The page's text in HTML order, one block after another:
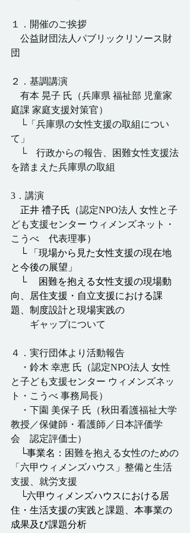
１．開催のご挨拶
公益財団法人パブリックリソース財
団
２．基調講演
有本 晃子 氏（兵庫県 福祉部 児童家
庭課 家庭支援対策官）
└「兵庫県の女性支援の取組につい
て」
└　行政からの報告、困難女性支援法
を踏まえた兵庫県の取組
3．講演
正井 禮子氏（認定NPO法人 女性と子
ども支援センター ウィメンズネット・
こうべ　代表理事）
└ 「現場から見た女性支援の現在地
と今後の展望」
└ 　困難を抱える女性支援の現場動
向、居住支援・自立支援における課
題、制度設計と現場実践の
ギャップについて
４．実行団体より活動報告
・鈴木 幸恵 氏 （認定NPO法人 女性
と子ども支援センター ウィメンズネッ
ト・こうべ 事務局長）
・下園 美保子 氏（秋田看護福祉大学
教授／保健師・看護師／日本評価学
会　認定評価士）
└事業名： 困難を抱える女性のための
「六甲ウィメンズハウス」整備と生活
支援、就労支援
└六甲ウィメンズハウスにおける居
住・生活支援の実践と課題、本事業の
成果及び課題分析